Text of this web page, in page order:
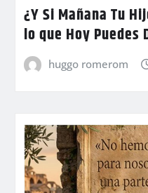
¿Y Si Mañana Tu
lo que Hoy Puedes
huggo romerom